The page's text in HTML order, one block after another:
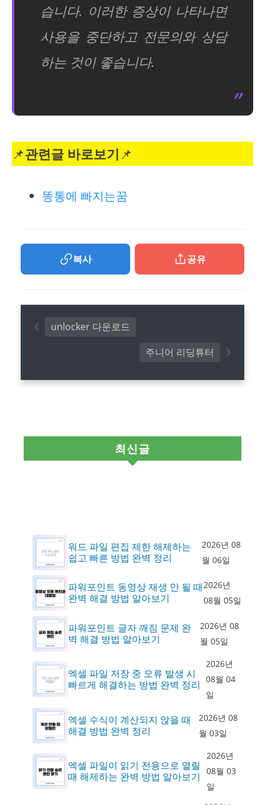
습니다. 이러한 증상이 나타나면
사용을 중단하고 전문의와 상담
하는 것이 좋습니다.
📌관련글 바로보기 📌
똥통에 빠지는꿈
복사 공유
주니어 리딩튜터
unlocker 다운로드
최신글
워드 파일 편집 제한 해제하는
쉽고 빠른 방법 완벽 정리
2026년 08
월 06일
파워포인트 동영상 재생 안 될 때
완벽 해결 방법 알아보기
2026년
08월 05일
파워포인트 글자 깨짐 문제 완
벽 해결 방법 알아보기
2026년 08
월 05일
엑셀 파일 저장 중 오류 발생 시
빠르게 해결하는 방법 완벽 정리
2026년
08월 04
일
엑셀 수식이 계산되지 않을 때
해결 방법 완벽 정리
2026년 08
월 03일
엑셀 파일이 읽기 전용으로 열릴
때 해제하는 완벽 방법 알아보기
2026년
08월 03
일